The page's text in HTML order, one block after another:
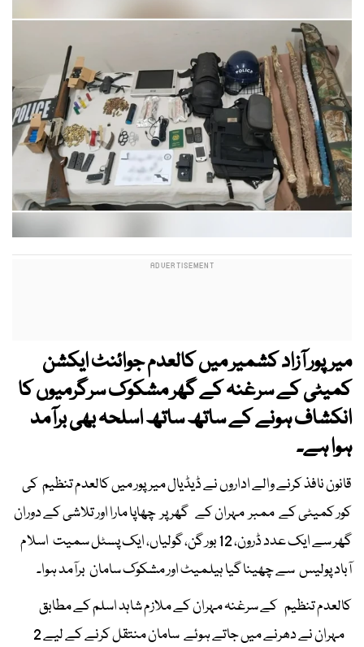
میرپور آزاد کشمیر میں کالعدم جوائنٹ ایکشن
کمیٹی کے سرغنہ کے گھر مشکوک سرگرمیوں کا
انکشاف ہونے کے ساتھ ساتھ اسلحہ بھی برآمد
ہوا ہے۔
قانون نافذ کرنے والے اداروں نے ڈیڈیال میرپور میں کالعدم تنظیم کی
کور کمیٹی کے ممبر مہران کے گھر پر چھاپا مارا اور تلاشی کے دوران
گھر سے ایک عدد ڈرون، 12 بور گن، گولیاں، ایک پسٹل سمیت اسلام
آباد پولیس سے چھینا گیا ہیلمیٹ اور مشکوک سامان برآمد ہوا۔
کالعدم تنظیم کے سرغنہ مہران کے ملازم شاہد اسلم کے مطابق
مہران نے دھرنے میں جاتے ہوئے سامان منتقل کرنے کے لیے 2